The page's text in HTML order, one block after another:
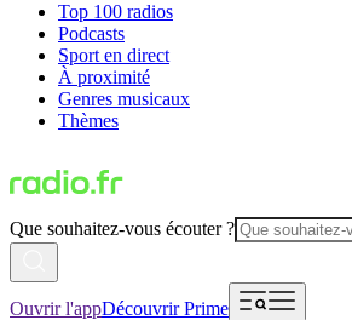
Top 100 radios
Podcasts
Sport en direct
À proximité
Genres musicaux
Thèmes
Que souhaitez-vous écouter ?
Ouvrir l'appDécouvrir Prime